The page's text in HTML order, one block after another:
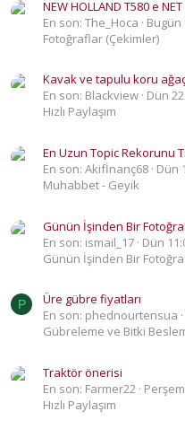
NEW HOLLAND T580 e
En son: The_Hoca
Bugün
Fotoğraflar (Çekimler)
Kavak ve tapulu koru ağaç
En son: Blackview Dün
Hızlı Paylaşım
En Uzun Topic Rekorunu
En son: Akifİnanç68 Dün
Muhabbet - Geyik
Günün İşinden Bir
En son: ismail_17 Dün
Günün İşinden Bir
P
Üre gübre fiyatları
En son: phednourtensua
Gübreleme ve Bitki
Traktör önerisi
En son: Farmer22
Hızlı Paylaşım